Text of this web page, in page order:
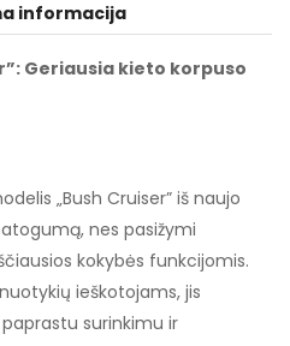
informacija
Geriausia kieto korpuso
„Bush Cruiser” iš naujo
nes pasižymi
kokybės funkcijomis.
ieškotojams, jis
surinkimu ir